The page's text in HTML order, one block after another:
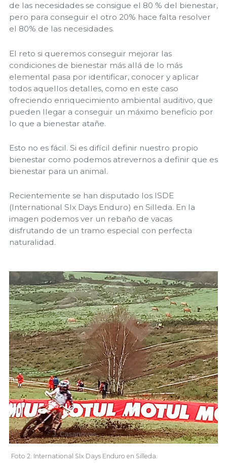
de las necesidades se consigue el 80 % del bienestar,
pero para conseguir el otro 20% hace falta resolver
el 80% de las necesidades.
El reto si queremos conseguir mejorar las
condiciones de bienestar más allá de lo más
elemental pasa por identificar, conocer y aplicar
todos aquellos detalles, como en este caso
ofreciendo enriquecimiento ambiental auditivo, que
pueden llegar a conseguir un máximo beneficio por
lo que a bienestar atañe.
Esto no es fácil. Si es difícil definir nuestro propio
bienestar como podemos atrevernos a definir que es
bienestar para un animal.
Recientemente se han disputado los ISDE
(International SIx Days Enduro) en Silleda. En la
imagen podemos ver un rebaño de vacas
disfrutando de un tramo especial con perfecta
naturalidad.
Foto 2. International SIx Days Enduro en Silleda.